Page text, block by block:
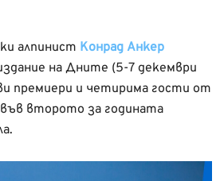
алпинист Конрад Анкер
на Дните (5-7 декември
премиери и четирима гости от
второто за годината